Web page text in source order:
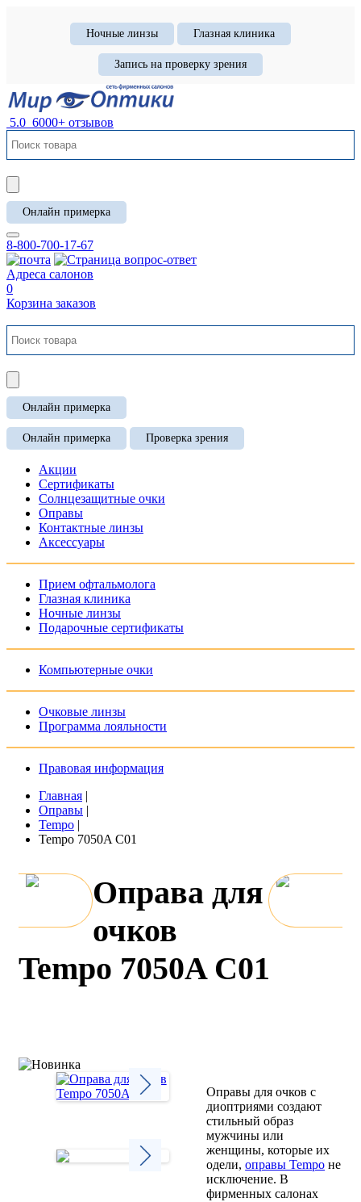
Ночные линзы Глазная клиника
Запись на проверку зрения
5.0 6000+ отзывов
Онлайн примерка
8-800-700-17-67
Адреса салонов
0
Корзина заказов
Онлайн примерка
Онлайн примерка Проверка зрения
Акции
Сертификаты
Солнцезащитные очки
Оправы
Контактные линзы
Аксессуары
Прием офтальмолога
Глазная клиника
Ночные линзы
Подарочные сертификаты
Компьютерные очки
Очковые линзы
Программа лояльности
Правовая информация
Главная |
Оправы |
Tempo |
Tempo 7050A C01
Оправа для
очков
Tempo 7050A C01
Оправы для очков с
диоптриями создают
стильный образ
мужчины или
женщины, которые их
одели,оправы Tempo не
исключение. В
фирменных салонах